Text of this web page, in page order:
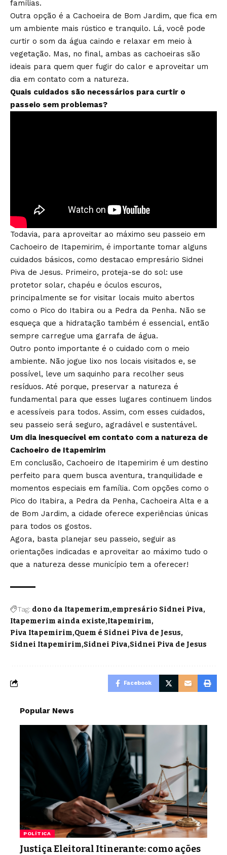
famílias.
Outra opção é a Cachoeira de Bom Jardim, que fica em
um ambiente mais rústico e tranquilo. Lá, você pode
curtir o som da água caindo e relaxar em meio à
vegetação. Mas, no final, ambas as cachoeiras são
ideais para quem quer fugir do calor e aproveitar um
dia em contato com a natureza.
Quais cuidados são necessários para curtir o
passeio sem problemas?
Todavia, para aproveitar ao máximo seu passeio em
Cachoeiro de Itapemirim, é importante tomar alguns
cuidados básicos, como destacao empresário Sidnei
Piva de Jesus. Primeiro, proteja-se do sol: use
protetor solar, chapéu e óculos escuros,
principalmente se for visitar locais muito abertos
como o Pico do Itabira ou a Pedra da Penha. Não se
esqueça que a hidratação também é essencial, então
sempre carregue uma garrafa de água.
Outro ponto importante é o cuidado com o meio
ambiente. Não jogue lixo nos locais visitados e, se
possível, leve um saquinho para recolher seus
resíduos. Até porque, preservar a natureza é
fundamental para que esses lugares continuem lindos
e acessíveis para todos. Assim, com esses cuidados,
seu passeio será seguro, agradável e sustentável.
Um dia inesquecível em contato com a natureza de
Cachoeiro de Itapemirim
Em conclusão, Cachoeiro de Itapemirim é um destino
perfeito para quem busca aventura, tranquilidade e
momentos especiais em família. Com opções como o
Pico do Itabira, a Pedra da Penha, Cachoeira Alta e a
de Bom Jardim, a cidade oferece experiências únicas
para todos os gostos.
Agora, basta planejar seu passeio, seguir as
orientações indicadas e aproveitar ao máximo tudo o
que a natureza desse município tem a oferecer!
Tag: dono da Itapemerim empresário Sidnei Piva
Itapemerim ainda existe Itapemirim
Piva Itapemirim Quem é Sidnei Piva de Jesus
Sidnei Itapemirim Sidnei Piva Sidnei Piva de Jesus
Facebook
Popular News
POLÍTICA
Justiça Eleitoral Itinerante: como ações